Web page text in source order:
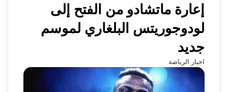
إعارة ماتشادو من الفتح إلى
لودوجوريتس البلغاري لموسم
جديد
اخبار الرياضة